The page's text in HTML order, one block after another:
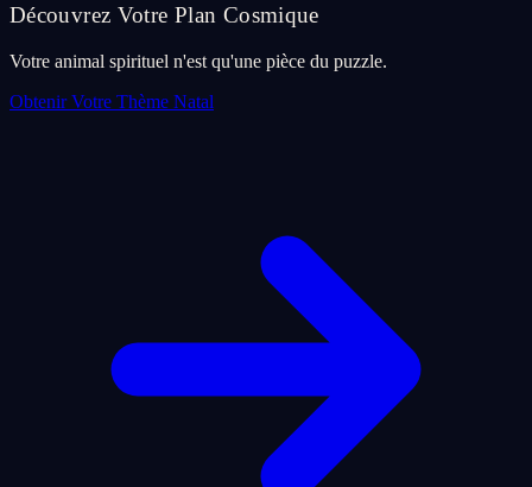
Découvrez Votre Plan Cosmique
Votre animal spirituel n'est qu'une pièce du puzzle.
Obtenir Votre Thème Natal